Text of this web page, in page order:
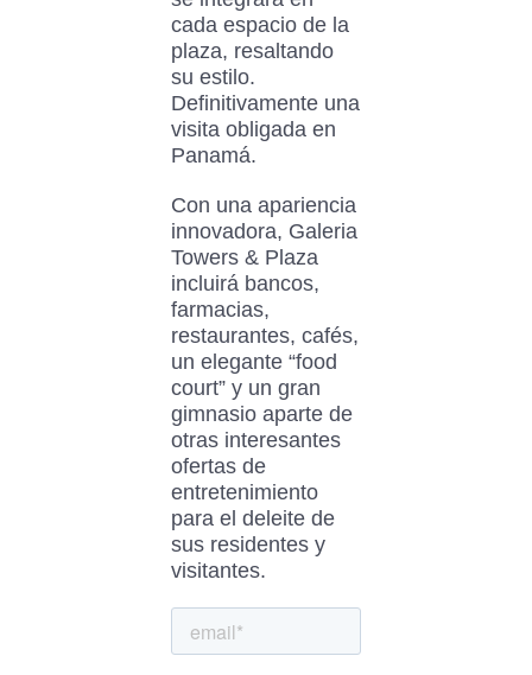
cada espacio de la
plaza, resaltando
su estilo.
Definitivamente una
visita obligada en
Panamá.
Con una apariencia
innovadora, Galeria
Towers & Plaza
incluirá bancos,
farmacias,
restaurantes, cafés,
un elegante “food
court” y un gran
gimnasio aparte de
otras interesantes
ofertas de
entretenimiento
para el deleite de
sus residentes y
visitantes.